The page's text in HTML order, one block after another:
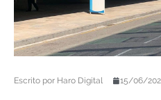
Escrito por Haro Digital 15/06/